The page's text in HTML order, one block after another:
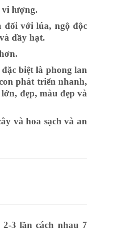
vi lượng.
đối với lúa, ngộ độc
dầy hạt.
biệt là phong lan
phát triển nhanh,
đẹp, màu đẹp và
và hoa sạch và an
3 lần cách nhau 7